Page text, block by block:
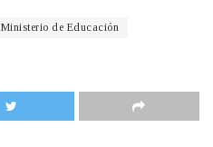
Ministerio de Educación